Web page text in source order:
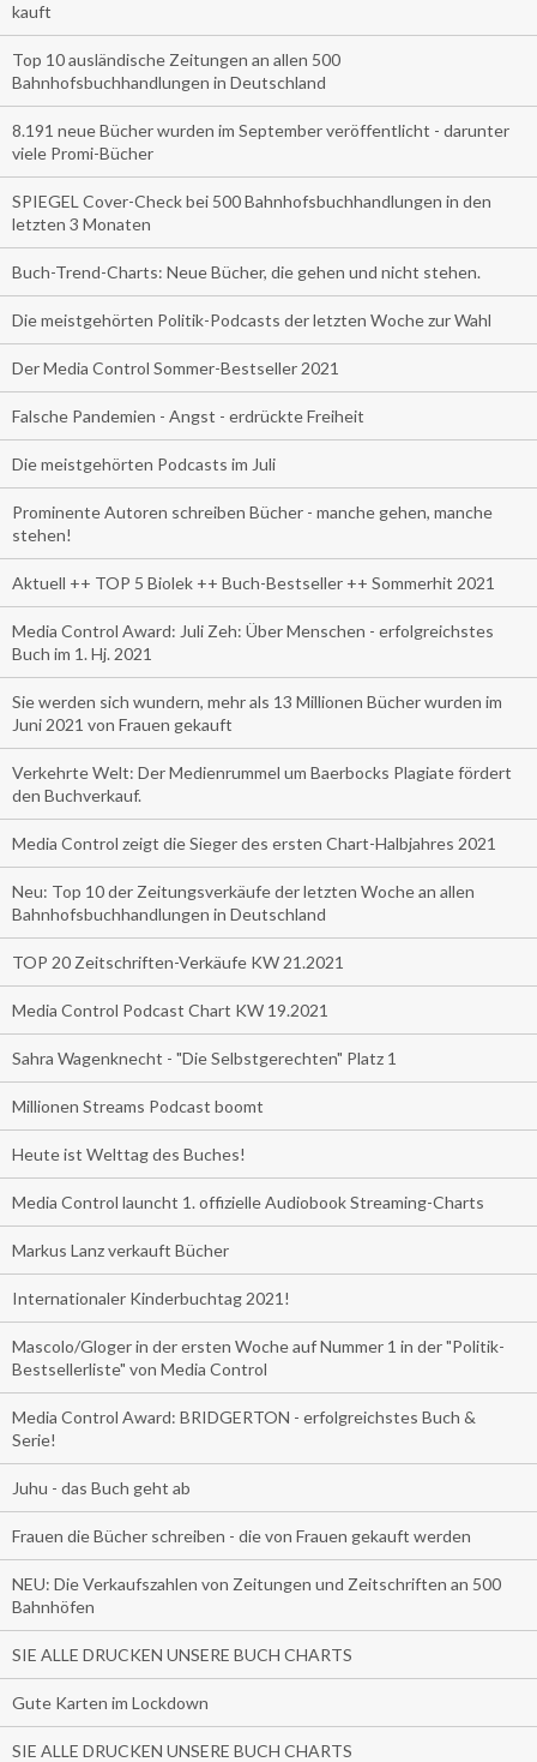
kauft
Top 10 ausländische Zeitungen an allen 500
Bahnhofsbuchhandlungen in Deutschland
8.191 neue Bücher wurden im September veröffentlicht - darunter
viele Promi-Bücher
SPIEGEL Cover-Check bei 500 Bahnhofsbuchhandlungen in den
letzten 3 Monaten
Buch-Trend-Charts: Neue Bücher, die gehen und nicht stehen.
Die meistgehörten Politik-Podcasts der letzten Woche zur Wahl
Der Media Control Sommer-Bestseller 2021
Falsche Pandemien - Angst - erdrückte Freiheit
Die meistgehörten Podcasts im Juli
Prominente Autoren schreiben Bücher - manche gehen, manche
stehen!
Aktuell ++ TOP 5 Biolek ++ Buch-Bestseller ++ Sommerhit 2021
Media Control Award: Juli Zeh: Über Menschen - erfolgreichstes
Buch im 1. Hj. 2021
Sie werden sich wundern, mehr als 13 Millionen Bücher wurden im
Juni 2021 von Frauen gekauft
Verkehrte Welt: Der Medienrummel um Baerbocks Plagiate fördert
den Buchverkauf.
Media Control zeigt die Sieger des ersten Chart-Halbjahres 2021
Neu: Top 10 der Zeitungsverkäufe der letzten Woche an allen
Bahnhofsbuchhandlungen in Deutschland
TOP 20 Zeitschriften-Verkäufe KW 21.2021
Media Control Podcast Chart KW 19.2021
Sahra Wagenknecht - "Die Selbstgerechten" Platz 1
Millionen Streams Podcast boomt
Heute ist Welttag des Buches!
Media Control launcht 1. offizielle Audiobook Streaming-Charts
Markus Lanz verkauft Bücher
Internationaler Kinderbuchtag 2021!
Mascolo/Gloger in der ersten Woche auf Nummer 1 in der "Politik-
Bestsellerliste" von Media Control
Media Control Award: BRIDGERTON - erfolgreichstes Buch &
Serie!
Juhu - das Buch geht ab
Frauen die Bücher schreiben - die von Frauen gekauft werden
NEU: Die Verkaufszahlen von Zeitungen und Zeitschriften an 500
Bahnhöfen
SIE ALLE DRUCKEN UNSERE BUCH CHARTS
Gute Karten im Lockdown
SIE ALLE DRUCKEN UNSERE BUCH CHARTS